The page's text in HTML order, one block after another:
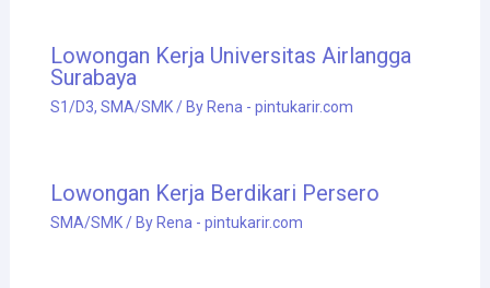
Lowongan Kerja Universitas Airlangga
Surabaya
S1/D3, SMA/SMK/ By Rena - pintukarir.com
Lowongan Kerja Berdikari Persero
SMA/SMK/ By Rena - pintukarir.com